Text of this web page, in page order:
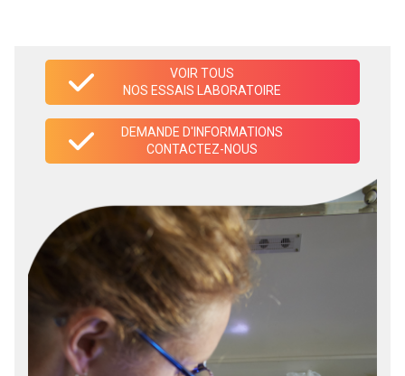
VOIR TOUS
NOS ESSAIS LABORATOIRE
DEMANDE D'INFORMATIONS
CONTACTEZ-NOUS